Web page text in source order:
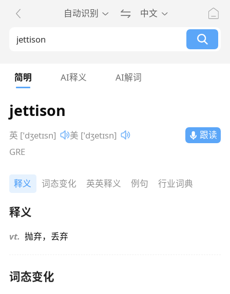
自动识别 中文
简明 AI释义 AI解词
jettison
英 [ˈdʒetɪsn] 美 [ˈdʒetɪsn]
跟读
GRE
释义 词态变化 英英释义 例句 行业词典
释义
vt. 抛弃，丢弃
词态变化